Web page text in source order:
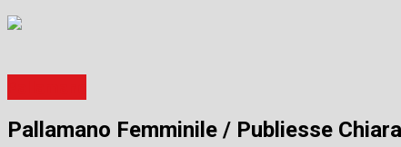
Pallamano Femminile / Publiesse